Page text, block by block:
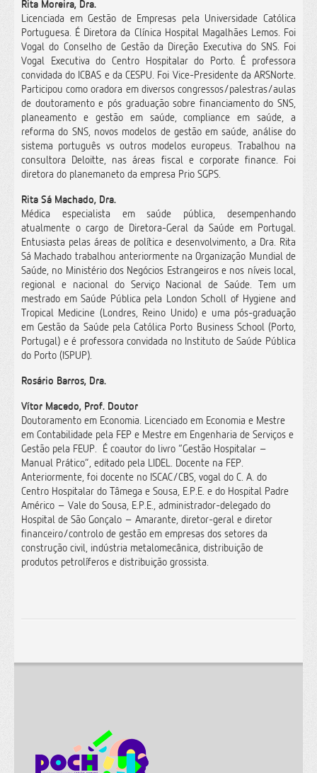
Rita Moreira, Dra.
Licenciada em Gestão de Empresas pela Universidade Católica
Portuguesa. É Diretora da Clínica Hospital Magalhães Lemos. Foi
Vogal do Conselho de Gestão da Direção Executiva do SNS. Foi
Vogal Executiva do Centro Hospitalar do Porto. É professora
convidada do ICBAS e da CESPU. Foi Vice-Presidente da ARSNorte.
Participou como oradora em diversos congressos/palestras/aulas
de doutoramento e pós graduação sobre financiamento do SNS,
planeamento e gestão em saúde, compliance em saúde, a
reforma do SNS, novos modelos de gestão em saúde, análise do
sistema português vs outros modelos europeus. Trabalhou na
consultora Deloitte, nas áreas fiscal e corporate finance. Foi
diretora do planemaneto da empresa Prio SGPS.
Rita Sá Machado, Dra.
Médica especialista em saúde pública, desempenhando
atualmente o cargo de Diretora-Geral da Saúde em Portugal.
Entusiasta pelas áreas de política e desenvolvimento, a Dra. Rita
Sá Machado trabalhou anteriormente na Organização Mundial de
Saúde, no Ministério dos Negócios Estrangeiros e nos níveis local,
regional e nacional do Serviço Nacional de Saúde. Tem um
mestrado em Saúde Pública pela London Scholl of Hygiene and
Tropical Medicine (Londres, Reino Unido) e uma pós-graduação
em Gestão da Saúde pela Católica Porto Business School (Porto,
Portugal) e é professora convidada no Instituto de Saúde Pública
do Porto (ISPUP).
Rosário Barros, Dra.
Vítor Macedo, Prof. Doutor
Doutoramento em Economia. Licenciado em Economia e Mestre
em Contabilidade pela FEP e Mestre em Engenharia de Serviços e
Gestão pela FEUP. É coautor do livro “Gestão Hospitalar –
Manual Prático”, editado pela LIDEL. Docente na FEP.
Anteriormente, foi docente no ISCAC/CBS, vogal do C. A. do
Centro Hospitalar do Tâmega e Sousa, E.P.E. e do Hospital Padre
Américo – Vale do Sousa, E.P.E., administrador-delegado do
Hospital de São Gonçalo – Amarante, diretor-geral e diretor
financeiro/controlo de gestão em empresas dos setores da
construção civil, indústria metalomecânica, distribuição de
produtos petrolíferos e distribuição grossista.